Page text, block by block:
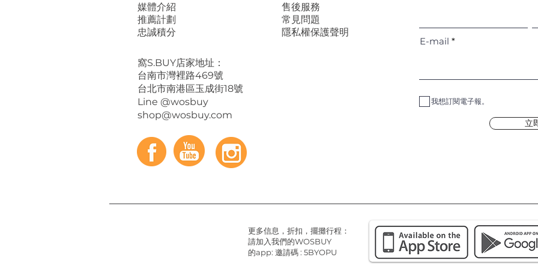
媒體介紹
推薦計劃
忠誠積分
售後服務
常見問題
隱私權保護聲明
​窩S.BUY店家地址：
台南市灣裡路469號
台北市南港區玉成街18號
Line @wosbuy
shop@wosbuy.com
E-mail
我想訂閱電子報。
立
更多信息，折扣，擺攤行程：
請加入我們的WOSBUY
的app: 邀請碼 : 5BYOPU